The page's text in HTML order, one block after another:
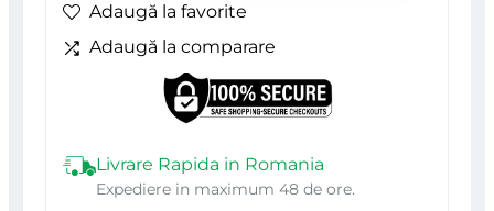
Livrare Rapida in Romania
Expediere in maximum 48 de ore.
S/M,
48/50,
Adaugă la favorite
Adaugă la comparare